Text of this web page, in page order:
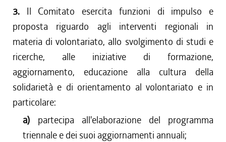
3. Il Comitato esercita funzioni di impulso e
proposta riguardo agli interventi regionali in
materia di volontariato, allo svolgimento di studi e
ricerche, alle iniziative di formazione,
aggiornamento, educazione alla cultura della
solidarietà e di orientamento al volontariato e in
particolare:
a) partecipa all'elaborazione del programma
triennale e dei suoi aggiornamenti annuali;